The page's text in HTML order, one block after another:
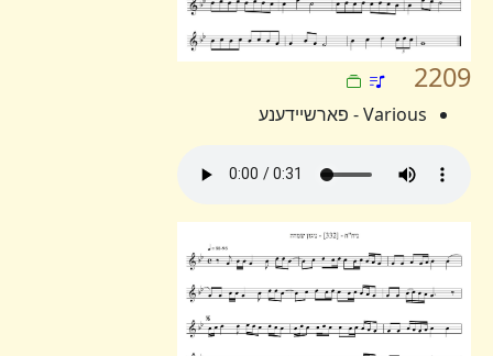
2209
Various - פארשיידענע